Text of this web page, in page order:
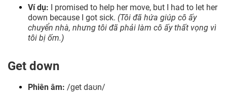
Ví dụ: I promised to help her move, but I had to let her
down because I got sick. (Tôi đã hứa giúp cô ấy
chuyển nhà, nhưng tôi đã phải làm cô ấy thất vọng vì
tôi bị ốm.)
Get down
Phiên âm: /ɡet daʊn/